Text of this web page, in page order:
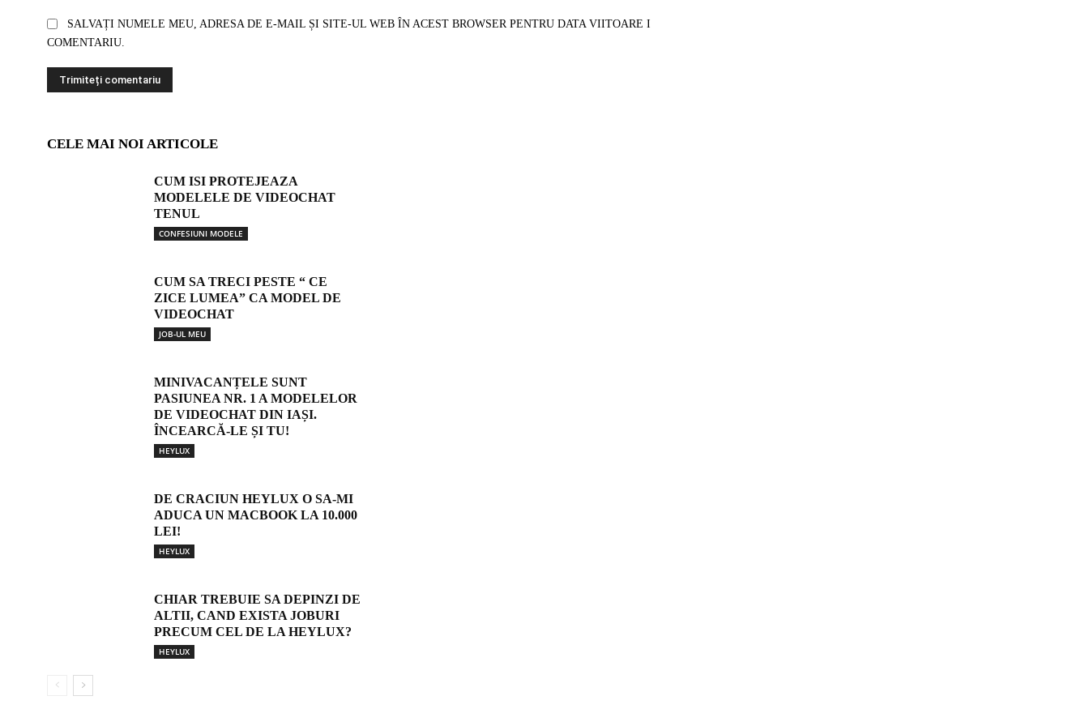
SALVAȚI NUMELE MEU, ADRESA DE E-MAIL ȘI SITE-UL WEB ÎN ACEST BROWSER PENTRU DATA VIITOARE I
COMENTARIU.
CELE MAI NOI ARTICOLE
CUM ISI PROTEJEAZA
MODELELE DE VIDEOCHAT
TENUL
CONFESIUNI MODELE
CUM SA TRECI PESTE “ CE
ZICE LUMEA” CA MODEL DE
VIDEOCHAT
JOB-UL MEU
MINIVACANȚELE SUNT
PASIUNEA NR. 1 A MODELELOR
DE VIDEOCHAT DIN IAȘI.
ÎNCEARCĂ-LE ȘI TU!
HEYLUX
DE CRACIUN HEYLUX O SA-MI
ADUCA UN MACBOOK LA 10.000
LEI!
HEYLUX
CHIAR TREBUIE SA DEPINZI DE
ALTII, CAND EXISTA JOBURI
PRECUM CEL DE LA HEYLUX?
HEYLUX